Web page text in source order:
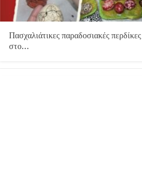
Πασχαλιάτικες παραδοσιακές περδίκες
στο…